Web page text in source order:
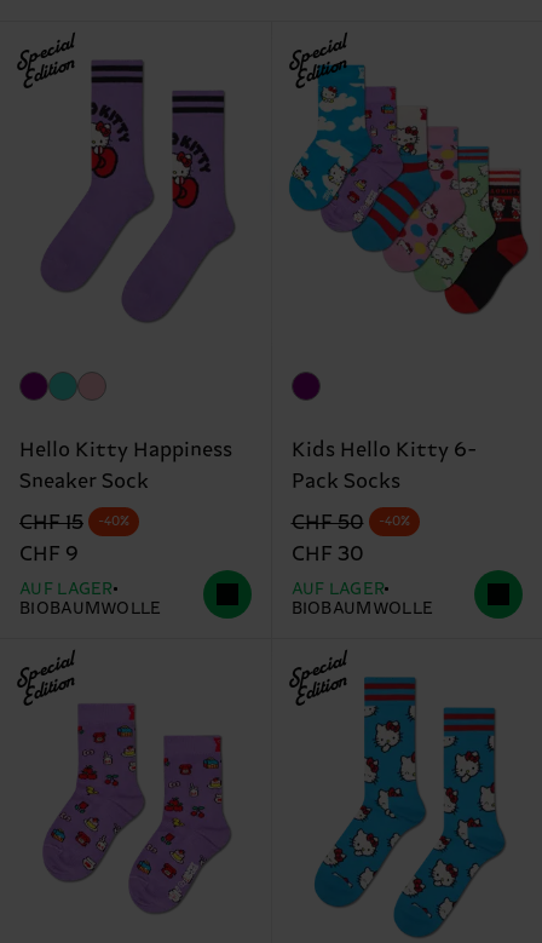
Special
Edition
Hello Kitty Happiness
Sneaker Sock
Originalpreis
CHF 15
Reduzierter Preis
CHF 9
-40%
AUF LAGER
BIOBAUMWOLLE
Special
Edition
Kids Hello Kitty 6-
Pack Socks
Originalpreis
CHF 50
Reduzierter Preis
CHF 30
-40%
AUF LAGER
BIOBAUMWOLLE
Special
Edition Special
Edition